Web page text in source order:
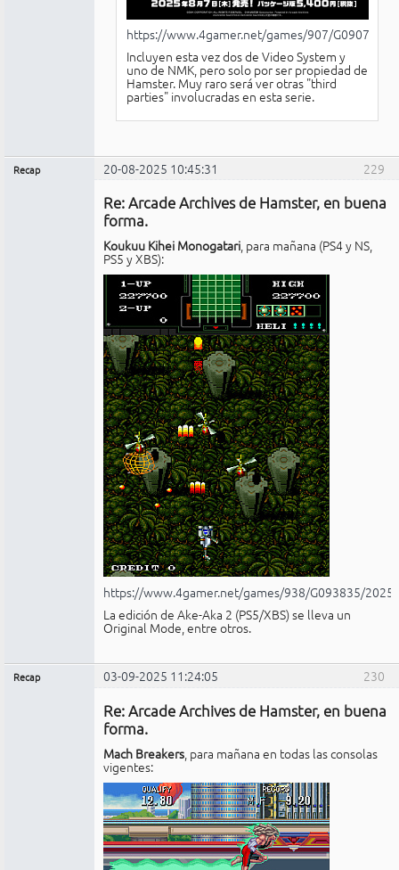
https://www.4gamer.net/games/907/G090784/
Incluyen esta vez dos de Video System y
uno de NMK, pero solo por ser propiedad de
Hamster. Muy raro será ver otras "third
parties" involucradas en esta serie.
229
Recap 20-08-2025 10:45:31
Re: Arcade Archives de Hamster, en buena
forma.
Koukuu Kihei Monogatari, para mañana (PS4 y NS,
PS5 y XBS):
https://www.4gamer.net/games/938/G093835/
La edición de Ake-Aka 2 (PS5/XBS) se lleva un
Original Mode, entre otros.
230
Recap 03-09-2025 11:24:05
Re: Arcade Archives de Hamster, en buena
forma.
Mach Breakers , para mañana en todas las consolas
vigentes: